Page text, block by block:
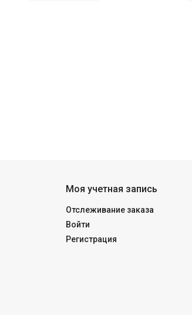
Моя учетная запись
Отслеживание заказа
Войти
Регистрация